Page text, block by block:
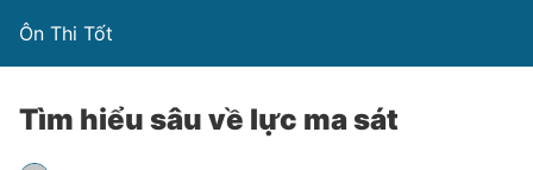
Ôn Thi Tốt
Tìm hiểu sâu về lực ma sát